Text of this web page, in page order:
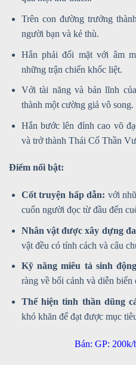
Trên con đường trưởng
người bạn và kẻ thù.
Hắn phải đối mặt với âm
những trận chiến khốc liệt.
Với tài năng và bản lĩnh
thành một cường giả vô song.
Hắn bước lên đỉnh cao võ
và trở thành Thái Cổ Thần
Điểm nổi bật:
Cốt truyện hấp dẫn: với
cuốn người đọc từ đầu đến
Nhân vật được xây dựng
vật đều có tính cách và câu
Kỹ năng miêu tả sinh
ràng về bối cảnh và diễn biến
Thể hiện tinh thần dũng
khó khăn để đạt được mục
Bán: GP: